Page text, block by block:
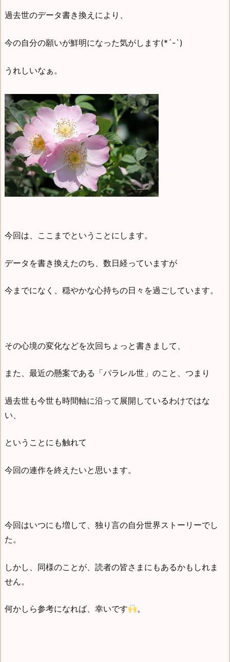
過去世のデータ書き換えにより、
今の自分の願いが鮮明になった気がします(*´-`)
うれしいなぁ。
今回は、ここまでということにします。
データを書き換えたのち、数日経っていますが
今までになく、穏やかな心持ちの日々を過ごしています。
その心境の変化などを次回ちょっと書きまして、
また、最近の懸案である「パラレル世」のこと、つまり
過去世も今世も時間軸に沿って展開しているわけではな
い、
ということにも触れて
今回の連作を終えたいと思います。
今回はいつにも増して、独り言の自分世界ストーリーでし
た。
しかし、同様のことが、読者の皆さまにもあるかもしれま
せん。
何かしら参考になれば、幸いです 。